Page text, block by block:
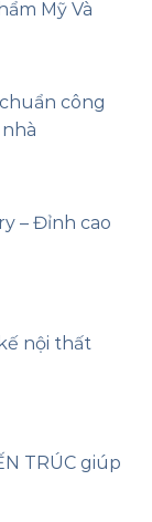
Mỹ Và
công
– Đỉnh cao
nội thất
TRÚC giúp